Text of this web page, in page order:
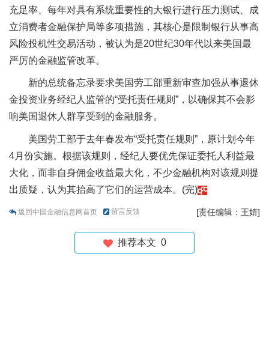
充足率、每年对具有系统重要性的大银行进行压力测试、成
立消费者金融保护局等多项措施，其核心是限制银行从事高
风险投机性交易活动，被认为是20世纪30年代以来美国最
严厉的金融监管改革。
新的总统备忘录要求美国劳工部重新审查加强从事退休
金投资业务经纪人监管的“受托责任规则”，以确保其不会影
响美国退休人群享受到的金融服务。
美国劳工部于去年春发布“受托责任规则”，原计划今年
4月份实施。根据该规则，经纪人要优先保证委托人利益最
大化，而非自身佣金收益最大化，不少金融机构对该规则提
出质疑，认为其抬高了它们的运营成本。(完)
返回中国金融信息网首页 留言反馈 [责任编辑：王婧]
推荐本文 0